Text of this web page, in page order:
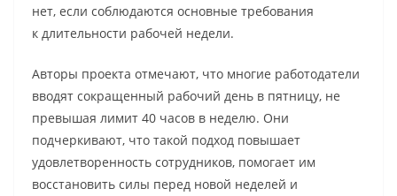
нет, если соблюдаются основные требования
к длительности рабочей недели.
Авторы проекта отмечают, что многие работодатели
вводят сокращенный рабочий день в пятницу, не
превышая лимит 40 часов в неделю. Они
подчеркивают, что такой подход повышает
удовлетворенность сотрудников, помогает им
восстановить силы перед новой неделей и